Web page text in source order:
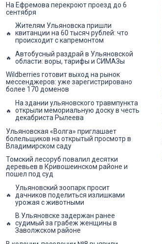
На Ефремова перекроют проезд до 6
сентября
Жителям Ульяновска пришли
квитанции на 60 тысяч рублей: что
происходит с капремонтом
Автобусный раздрай в Ульяновской
области: воры, тарифы и СИМАЗы
Wildberries готовит выход на рынок
мессенджеров: уже зарегистрировано
более 170 доменов
На здании ульяновского травмпункта
открыли мемориальную доску в честь
декабриста Рылеева
Ульяновская «Волга» приглашает
болельщиков на открытый просмотр в
Владимирском саду
Томский лесоруб повалил десятки
деревьев в Кривошеинском районе и
пошел под суд
Ульяновский зоопарк просит
дачников поделиться излишками
урожая с животными
В Ульяновске задержан ранее
судимый за грабеж женщины в
Заволжском районе